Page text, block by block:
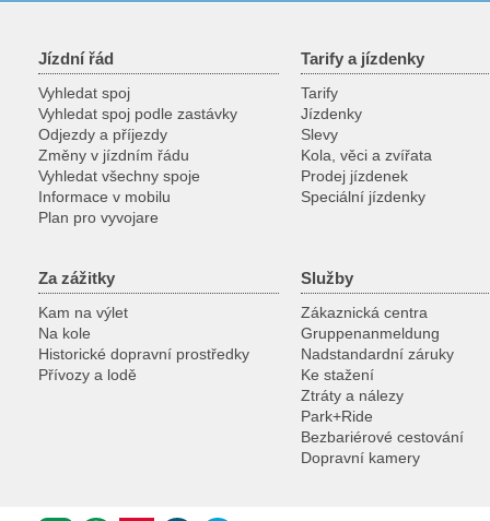
Jízdní řád
Vyhledat spoj
Vyhledat spoj podle zastávky
Odjezdy a příjezdy
Změny v jízdním řádu
Vyhledat všechny spoje
Informace v mobilu
Plan pro vyvojare
Tarify a jízdenky
Tarify
Jízdenky
Slevy
Kola, věci a zvířata
Prodej jízdenek
Speciální jízdenky
Za zážitky
Kam na výlet
Na kole
Historické dopravní prostředky
Přívozy a lodě
Služby
Zákaznická centra
Gruppenanmeldung
Nadstandardní záruky
Ke stažení
Ztráty a nálezy
Park+Ride
Bezbariérové cestování
Dopravní kamery